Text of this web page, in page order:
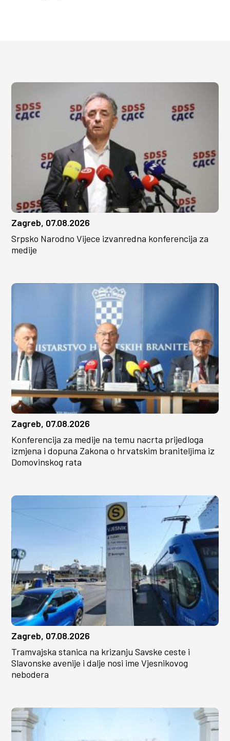
Zagreb, 07.08.2026
Srpsko Narodno Vijece izvanredna konferencija za
medije
Zagreb, 07.08.2026
Konferencija za medije na temu nacrta prijedloga
izmjena i dopuna Zakona o hrvatskim braniteljima iz
Domovinskog rata
Zagreb, 07.08.2026
Tramvajska stanica na krizanju Savske ceste i
Slavonske avenije i dalje nosi ime Vjesnikovog
nebodera